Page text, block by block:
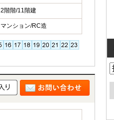
2階階/11階建
マンション/RC造